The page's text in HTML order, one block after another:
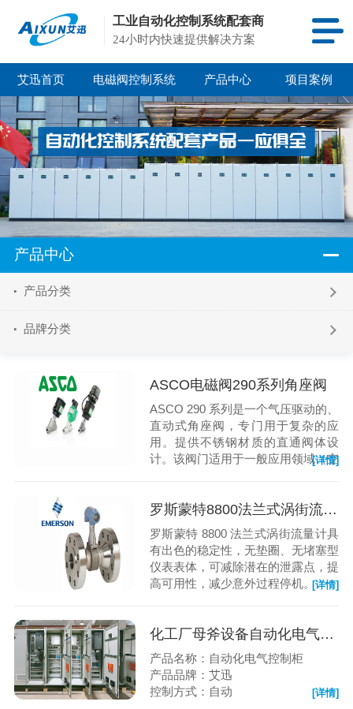
工业自动化控制系统配套商
24小时内快速提供解决方案
艾迅首页 电磁阀控制系统 产品中心 项目案例
产品中心
产品分类
品牌分类
ASCO电磁阀290系列角座阀
ASCO 290 系列是一个气压驱动的、
直动式角座阀，专门用于复杂的应
用。提供不锈钢材质的直通阀体设
计。该阀门适用于一般应用领域（空
汽、热水和辅助流体。提供许多可选
功能，包括可视/电气阀位指示器或
行程限制器。
[详情]
罗斯蒙特8800法兰式涡街流量计
罗斯蒙特 8800 法兰式涡街流量计具
有出色的稳定性，无垫圈、无堵塞型
仪表表体，可减除潜在的泄露点，提
高可用性，减少意外过程停机。[详情]
化工厂母斧设备自动化电气控制柜
产品名称：自动化电气控制柜
产品品牌：艾迅
控制方式：自动
[详情]